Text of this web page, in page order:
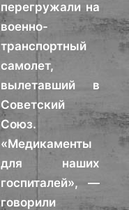
перегружали на
военно-
транспортный
самолет,
вылетавший в
Советский
Союз.
«Медикаменты
для наших
госпиталей», —
говорили